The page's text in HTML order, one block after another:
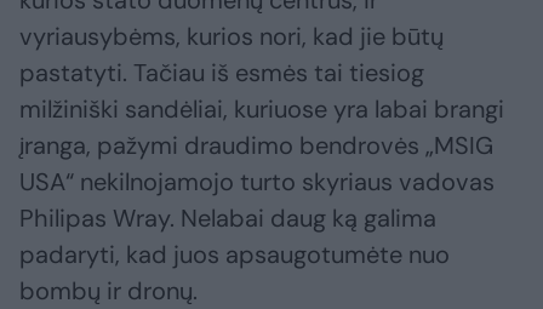
vyriausybėms, kurios nori, kad jie būtų
pastatyti. Tačiau iš esmės tai tiesiog
milžiniški sandėliai, kuriuose yra labai brangi
įranga, pažymi draudimo bendrovės „MSIG
USA“ nekilnojamojo turto skyriaus vadovas
Philipas Wray. Nelabai daug ką galima
padaryti, kad juos apsaugotumėte nuo
bombų ir dronų.